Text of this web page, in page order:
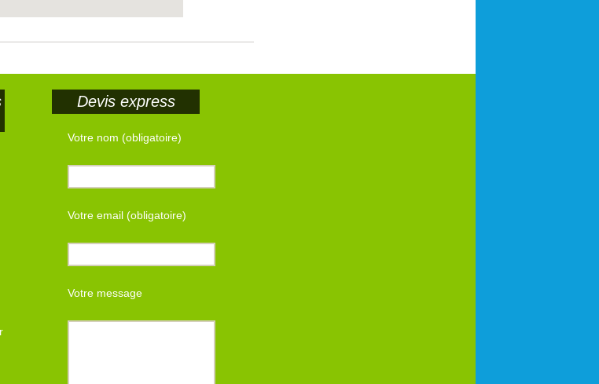
Devis express
Votre nom (obligatoire)
Votre email (obligatoire)
Votre message